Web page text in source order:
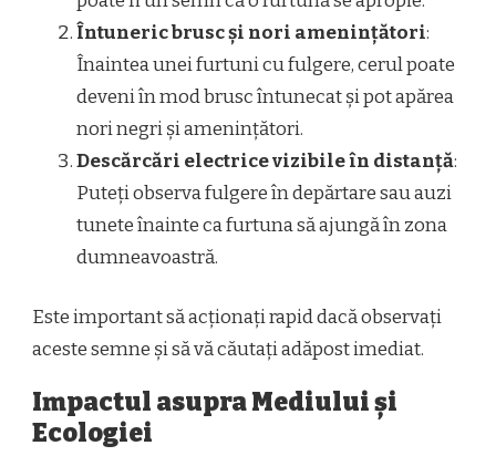
Întuneric brusc și nori amenințători:
Înaintea unei furtuni cu fulgere, cerul poate
deveni în mod brusc întunecat și pot apărea
nori negri și amenințători.
Descărcări electrice vizibile în distanță:
Puteți observa fulgere în depărtare sau auzi
tunete înainte ca furtuna să ajungă în zona
dumneavoastră.
Este important să acționați rapid dacă observați
aceste semne și să vă căutați adăpost imediat.
Impactul asupra Mediului și
Ecologiei